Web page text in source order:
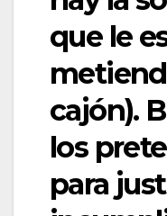
que le
cajón).
los
para